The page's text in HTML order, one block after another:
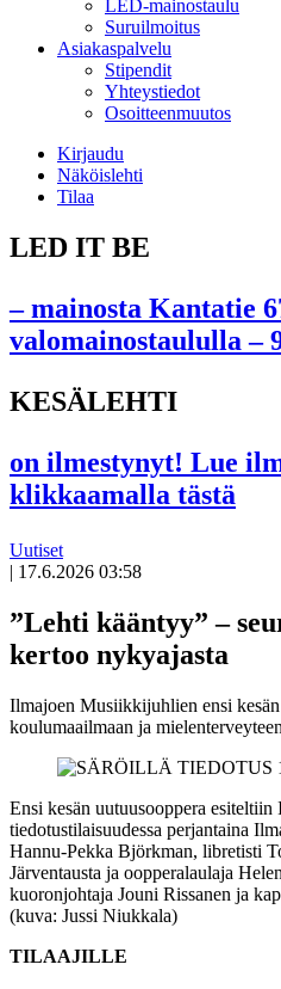
LED-mainostaulu
Suruilmoitus
Asiakaspalvelu
Stipendit
Yhteystiedot
Osoitteenmuutos
Kirjaudu
Näköislehti
Tilaa
LED IT BE
– mainosta Kantatie
valomainostaululla –
KESÄLEHTI
on ilmestynyt! Lue
klikkaamalla tästä
Uutiset
| 17.6.2026 03:58
”Lehti kääntyy” –
kertoo nykyajasta
Ilmajoen Musiikkijuhlien ensi
koulumaailmaan ja
Ensi kesän uutuusooppera
tiedotustilaisuudessa perjantaina
Hannu-Pekka Björkman, libretisti
Järventausta ja oopperalaulaja
kuoronjohtaja Jouni Rissanen ja
(kuva: Jussi Niukkala)
TILAAJILLE